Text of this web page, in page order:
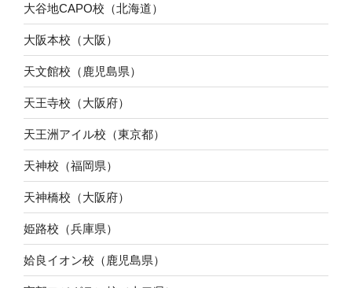
大谷地CAPO校（北海道）
大阪本校（大阪）
天文館校（鹿児島県）
天王寺校（大阪府）
天王洲アイル校（東京都）
天神校（福岡県）
天神橋校（大阪府）
姫路校（兵庫県）
姶良イオン校（鹿児島県）